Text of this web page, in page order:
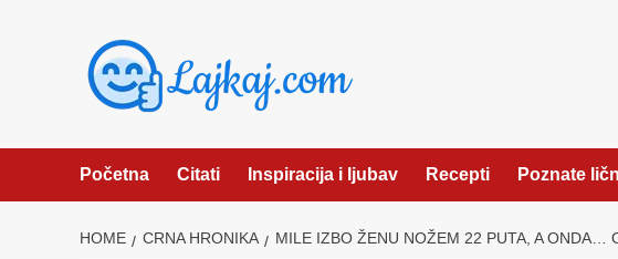
Početna Citati Inspiracija i ljubav Recepti Poznate
HOME CRNA HRONIKA MILE IZBO ŽENU NOŽEM 22 PUTA, A ONDA…